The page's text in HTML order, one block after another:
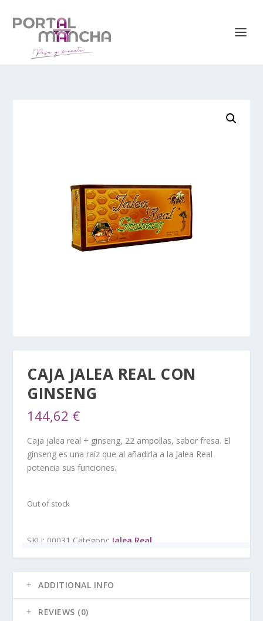
CAJA JALEA REAL CON
GINSENG
144,62 €
Caja jalea real + ginseng, 22 ampollas, sabor fresa. El
ginseng es una raíz que al añadirla a la Jalea Real
potencia sus funciones.
Out of stock
SKU: 00031 Category: Jalea Real
ADDITIONAL INFO
REVIEWS (0)